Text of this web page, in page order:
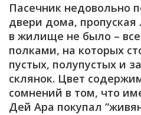
Пасечник недовольно
двери дома,
в жилище не было –
полками, на которых
пустых, полупустых и
склянок. Цвет
сомнений в том, что
Дей Ара покупал